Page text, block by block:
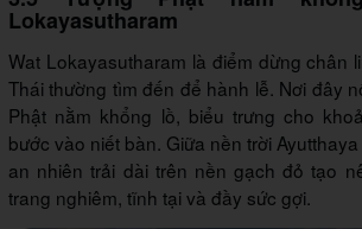
Lokayasutharam
Wat Lokayasutharam là điểm dừng chân
Thái thường tìm đến để hành lễ. Nơi đây
Phật nằm khổng lồ, biểu trưng cho
bước vào niết bàn. Giữa nền trời
an nhiên trải dài trên nền gạch đỏ tạo
trang nghiêm, tĩnh tại và đầy sức gợi.